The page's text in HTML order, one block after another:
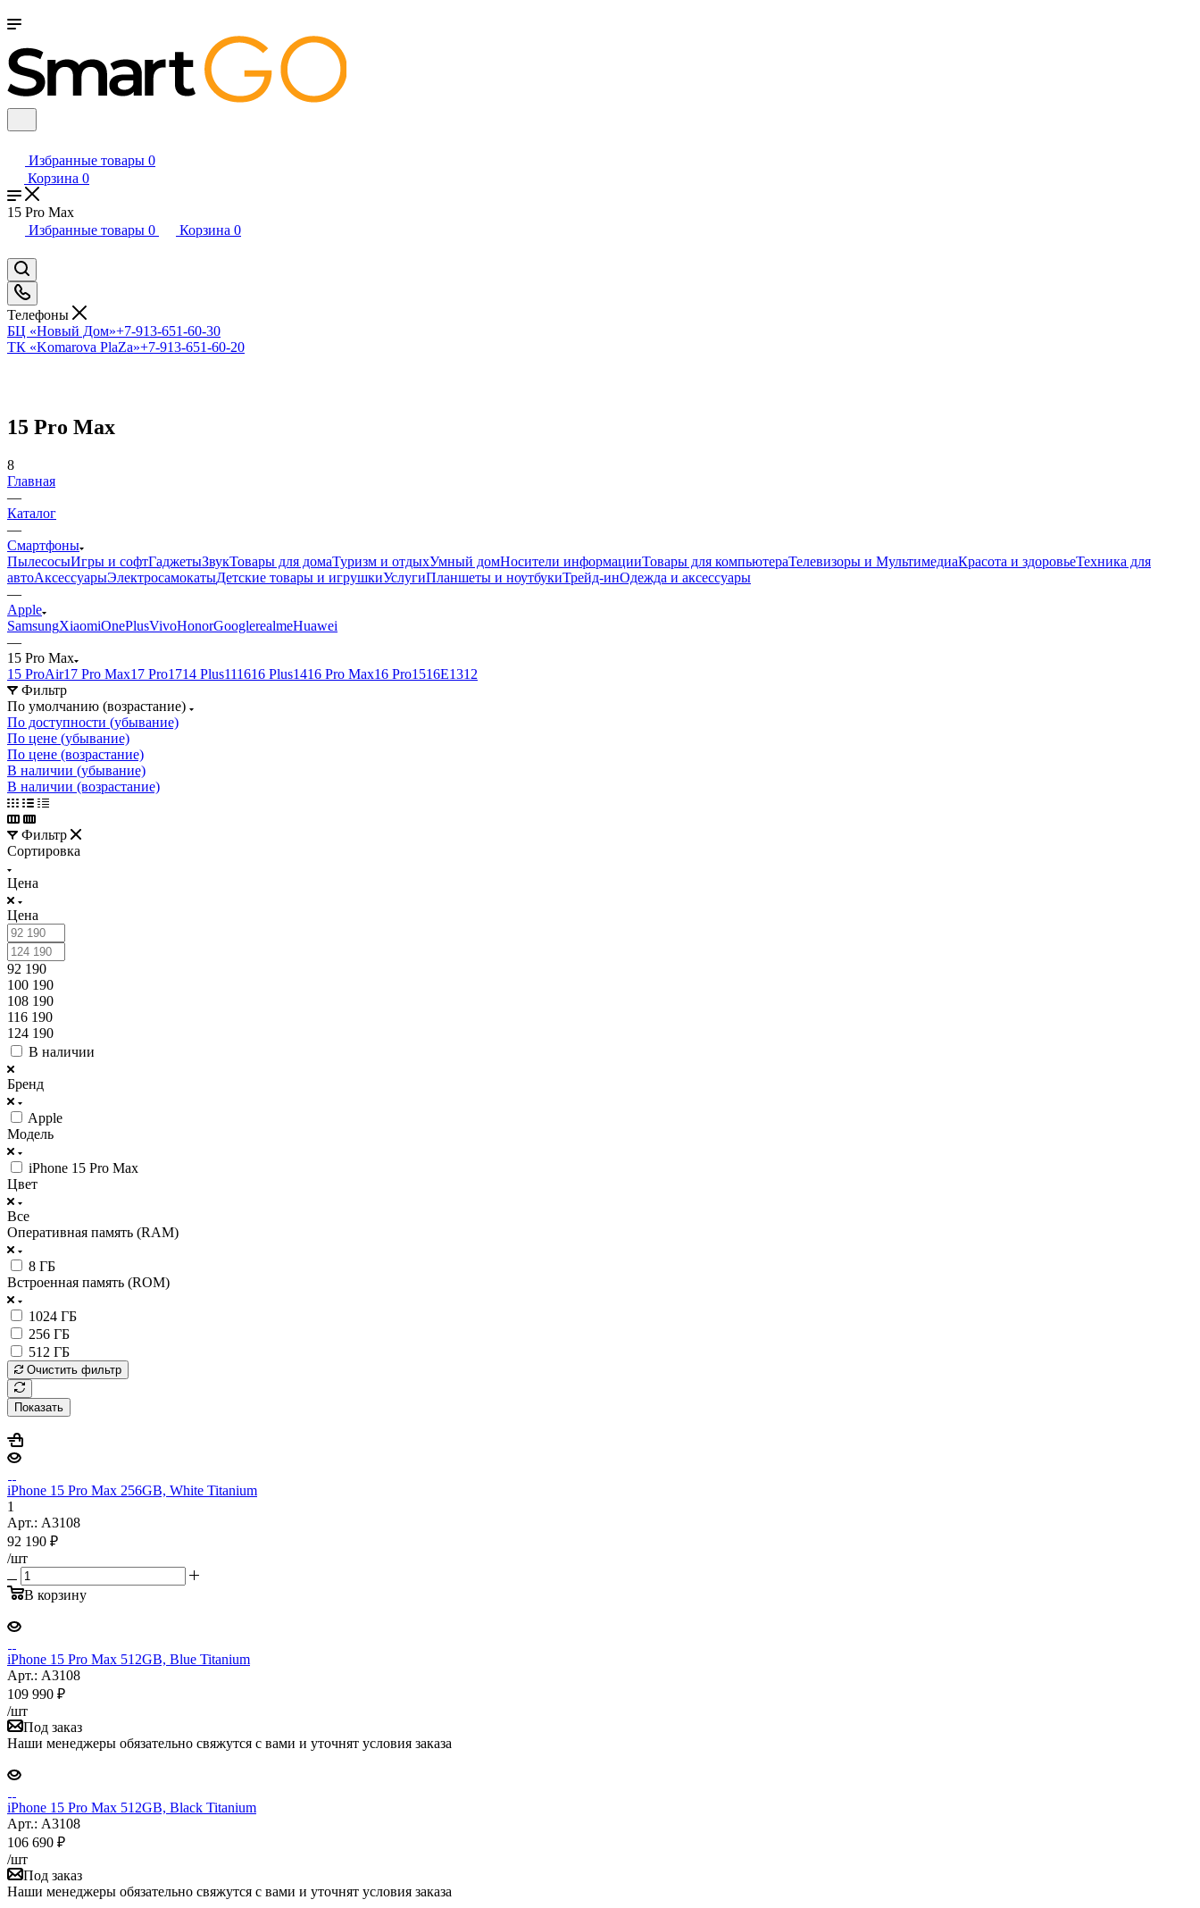
Избранные товары 0
Корзина 0
15 Pro Max
Избранные товары 0 Корзина 0
Телефоны
БЦ «Новый Дом»+7-913-651-60-30
ТК «Komarova PlaZa»+7-913-651-60-20
15 Pro Max
8
Главная
—
Каталог
—
Смартфоны
ПылесосыИгры и софтГаджетыЗвукТовары для домаТуризм и отдыхУмный домНосители информацииТовары для компьютераТелевизоры и МультимедиаКрасота и здоровьеТехника для
автоАксессуарыЭлектросамокатыДетские товары и игрушкиУслугиПланшеты и ноутбукиТрейд-инОдежда и аксессуары
—
Apple
SamsungXiaomiOnePlusVivoHonorGooglerealmeHuawei
—
15 Pro Max
15 ProAir17 Pro Max17 Pro1714 Plus111616 Plus1416 Pro Max16 Pro1516E1312
Фильтр
По умолчанию (возрастание)
По доступности (убывание)
По цене (убывание)
По цене (возрастание)
В наличии (убывание)
В наличии (возрастание)
Фильтр
Сортировка
Цена
Цена
92 190
100 190
108 190
116 190
124 190
В наличии
Бренд
Apple
Модель
iPhone 15 Pro Max
Цвет
Все
Оперативная память (RAM)
8 ГБ
Встроенная память (ROM)
1024 ГБ
256 ГБ
512 ГБ
Очистить фильтр
Показать
iPhone 15 Pro Max 256GB, White Titanium
1
Арт.: A3108
92 190 ₽
/шт
В корзину
iPhone 15 Pro Max 512GB, Blue Titanium
Арт.: A3108
109 990 ₽
/шт
Под заказ
Наши менеджеры обязательно свяжутся с вами и уточнят условия заказа
iPhone 15 Pro Max 512GB, Black Titanium
Арт.: A3108
106 690 ₽
/шт
Под заказ
Наши менеджеры обязательно свяжутся с вами и уточнят условия заказа